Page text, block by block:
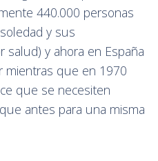
440.000 personas
y sus
salud) y ahora en España
mientras que en 1970
que se necesiten
antes para una misma